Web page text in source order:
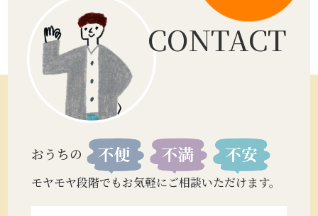
CONTACT
おうちの
モヤモヤ段階でもお気軽にご相談いただけます。